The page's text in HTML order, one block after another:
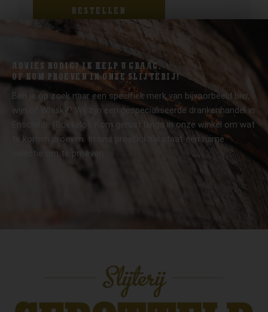
BESTELLEN
ADVIES NODIG? IK HELP U GRAAG.
OF KOM PROEVEN IN ONZE SLIJTERIJ!
Ben je op zoek naar een specifiek merk van bijvoorbeeld bier,
wijn of Whisky? Wij zijn een gespecialiseerde drankenhandel in
Enschede (Boekelo). Kom gerust langs in onze winkel om wat
te komen proeven. In ons proeflokaal staat een ruime
selectie om te proeven.